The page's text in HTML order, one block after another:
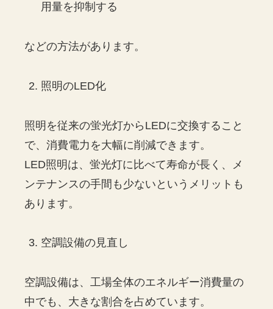
用量を抑制する
などの方法があります。
照明のLED化
照明を従来の蛍光灯からLEDに交換すること
で、消費電力を大幅に削減できます。
LED照明は、蛍光灯に比べて寿命が長く、メ
ンテナンスの手間も少ないというメリットも
あります。
空調設備の見直し
空調設備は、工場全体のエネルギー消費量の
中でも、大きな割合を占めています。